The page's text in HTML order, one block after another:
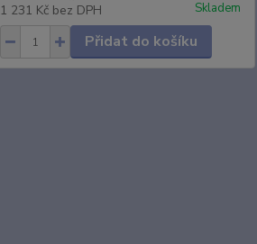
1 231 Kč bez DPH Skladem
Přidat do košíku